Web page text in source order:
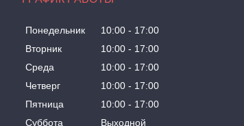
Понедельник 10:00
17:00
Вторник
10:00
17:00
Среда
10:00
17:00
Четверг
10:00
17:00
Пятница
10:00
17:00
Суббота
Выходной